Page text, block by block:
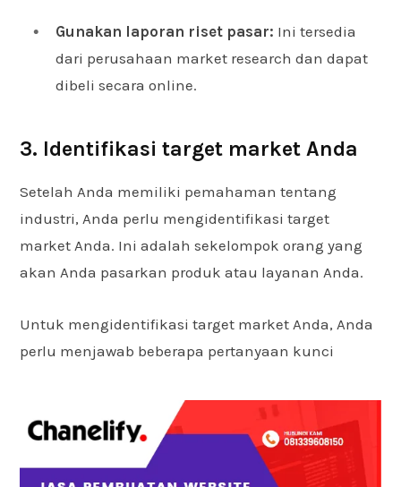
Gunakan laporan riset pasar: Ini tersedia
dari perusahaan market research dan dapat
dibeli secara online.
3. Identifikasi target market Anda
Setelah Anda memiliki pemahaman tentang
industri, Anda perlu mengidentifikasi target
market Anda. Ini adalah sekelompok orang yang
akan Anda pasarkan produk atau layanan Anda.
Untuk mengidentifikasi target market Anda, Anda
perlu menjawab beberapa pertanyaan kunci